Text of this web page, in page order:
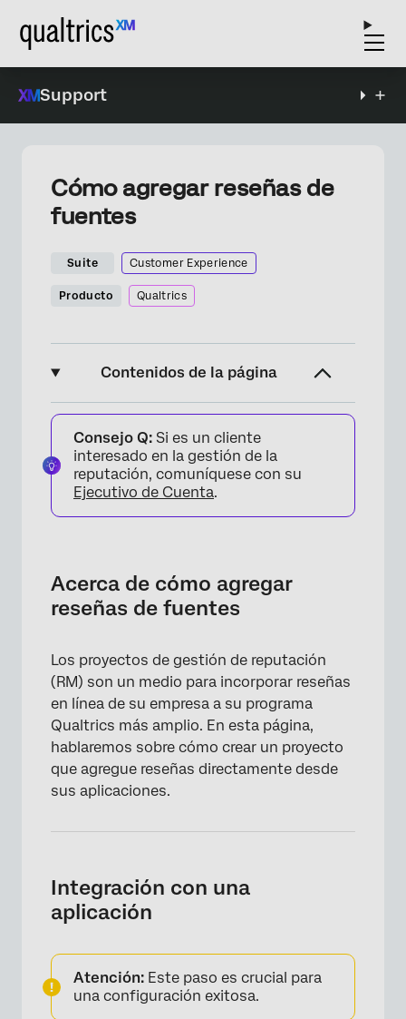
Support
Cómo agregar reseñas de
fuentes
Suite Customer Experience
Producto Qualtrics
Contenidos de la página
Acerca de cómo agregar reseñas de fuentes
Integración con una aplicación
Creación de un proyecto de gestión de la
Eliminación de datos sociales
Actualización de credenciales
Consejo Q: Si es un cliente
interesado en la gestión de la
reputación, comuníquese con su
Ejecutivo de Cuenta.
Acerca de cómo agregar
reseñas de fuentes
Los proyectos de gestión de reputación
(RM) son un medio para incorporar reseñas
en línea de su empresa a su programa
Qualtrics más amplio. En esta página,
hablaremos sobre cómo crear un proyecto
que agregue reseñas directamente desde
sus aplicaciones.
Integración con una
aplicación
Atención: Este paso es crucial para
una configuración exitosa.